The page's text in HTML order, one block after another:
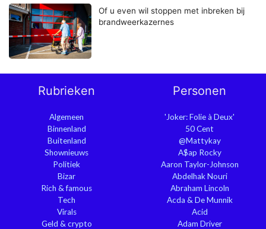
Of u even wil stoppen met inbreken bij
brandweerkazernes
Rubrieken
Algemeen
Binnenland
Buitenland
Shownieuws
Politiek
Bizar
Rich & famous
Tech
Virals
Geld & crypto
Personen
'Joker: Folie à Deux'
50 Cent
@Mattykay
A$ap Rocky
Aaron Taylor-Johnson
Abdelhak Nouri
Abraham Lincoln
Acda & De Munnik
Acid
Adam Driver